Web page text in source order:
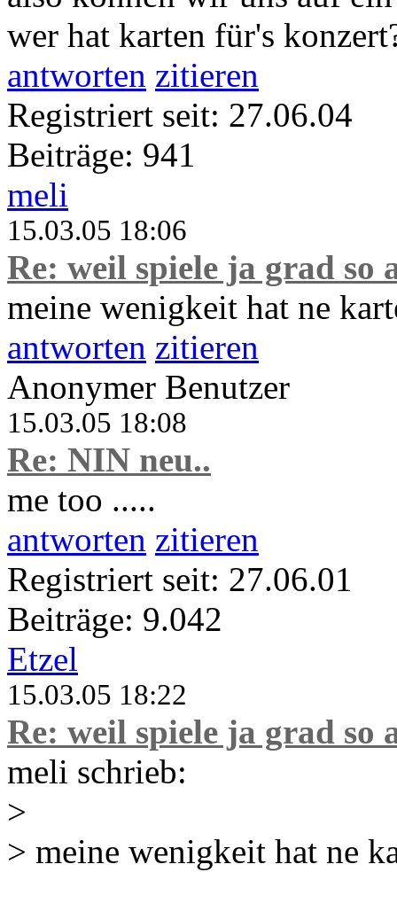
wer hat karten für's
antworten zitieren
Registriert seit: 27.06.04
Beiträge: 941
meli
15.03.05 18:06
Re: weil spiele ja grad so
meine wenigkeit hat ne
antworten zitieren
Anonymer Benutzer
15.03.05 18:08
Re: NIN neu..
me too .....
antworten zitieren
Registriert seit: 27.06.01
Beiträge: 9.042
Etzel
15.03.05 18:22
Re: weil spiele ja grad so
meli schrieb:
>
> meine wenigkeit hat ne